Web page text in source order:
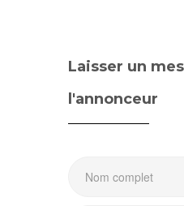
Laisser un
l'annonceur